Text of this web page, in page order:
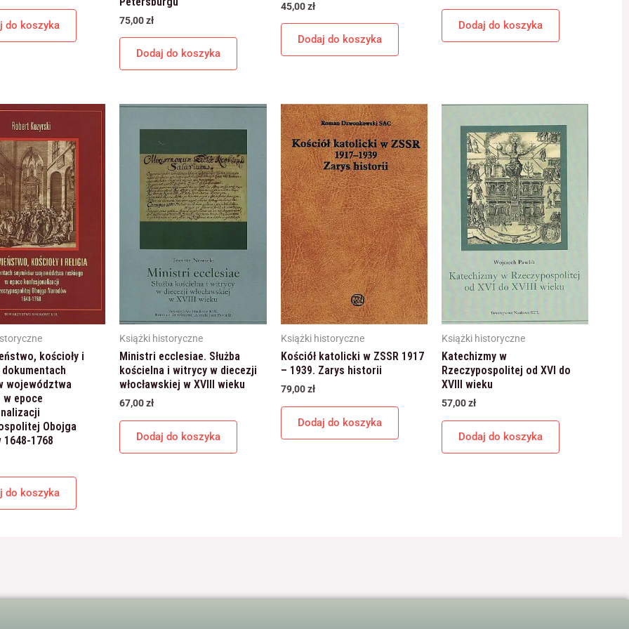
do koszyka 75,00zł
Dodaj do koszyka
45,00zł
Dodaj do koszyka
Dodaj do koszyka
kościoły i
województwa
epoce
Obojga
1768
do koszyka
Książki historyczne
Ministri ecclesiae. Służba
kościelna i witrycy w diecezji
włocławskiej w XVIII wieku
67,00zł
Dodaj do koszyka
Książki historyczne
Kościół katolicki w ZSSR 1917
– 1939. Zarys historii
79,00zł
Dodaj do koszyka
Książki historyczne
Katechizmy w
Rzeczypospolitej od XVI do
XVIII wieku
57,00zł
Dodaj do koszyka